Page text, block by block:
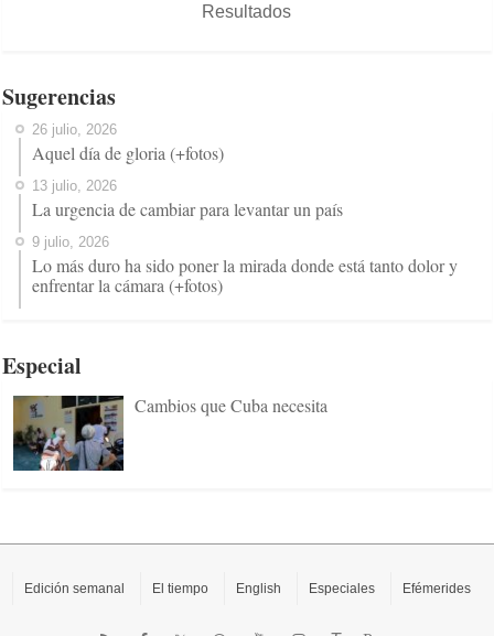
Resultados
Sugerencias
26 julio, 2026
Aquel día de gloria (+fotos)
13 julio, 2026
La urgencia de cambiar para levantar un país
9 julio, 2026
Lo más duro ha sido poner la mirada donde está tanto dolor y
enfrentar la cámara (+fotos)
Especial
Cambios que Cuba necesita
Edición semanal El tiempo English Especiales Efémerides